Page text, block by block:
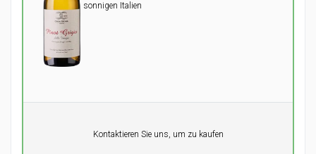
sonnigen Italien
Kontaktieren Sie uns, um zu kaufen